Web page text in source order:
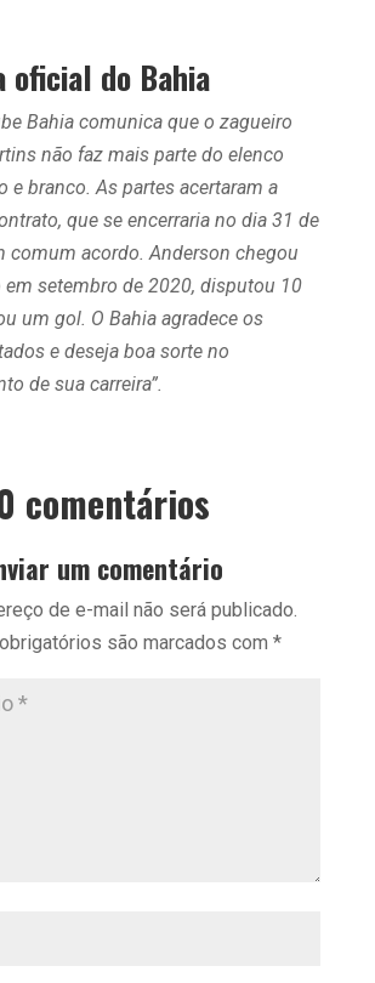
oficial do Bahia
Bahia comunica que o zagueiro
não faz mais parte do elenco
e branco. As partes acertaram a
que se encerraria no dia 31 de
comum acordo. Anderson chegou
em setembro de 2020, disputou 10
um gol. O Bahia agradece os
e deseja boa sorte no
de sua carreira”.
comentários
um comentário
de e-mail não será publicado.
são marcados com*